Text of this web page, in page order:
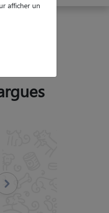
afficher un